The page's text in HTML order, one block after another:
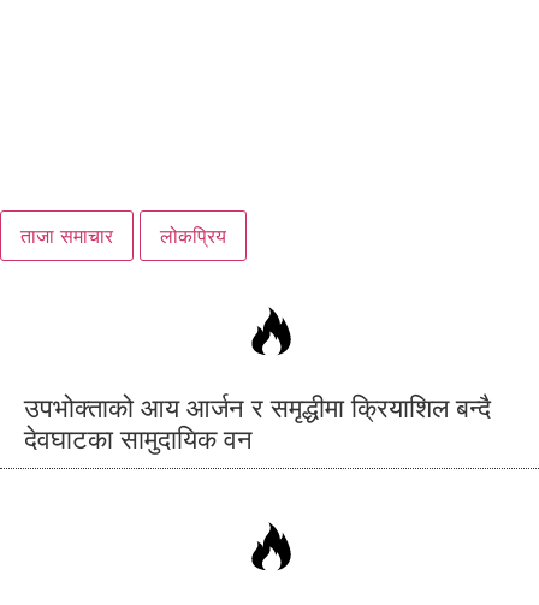
ताजा समाचार लोकप्रिय
उपभोक्ताको आय आर्जन र समृद्धीमा क्रियाशिल बन्दै
देवघाटका सामुदायिक वन